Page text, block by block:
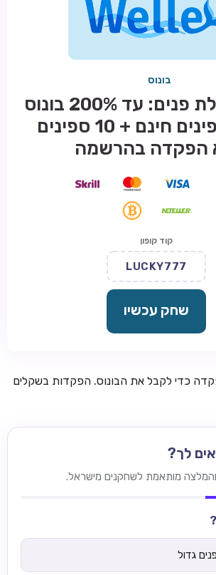
בונוס
חבילת קבלת פנים: עד 200% בונוס
+ 100 ספינים חינם + 10 ספינים
הפקדה בהרשמה
קוד קופון
LUCKY777
שחק עכשיו
כדי לקבל את הבונוס. הפקדות בשקלים
לך?
גדול